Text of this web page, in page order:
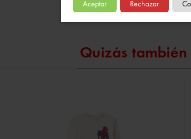
Aceptar Rechazar
A Lista De
Quizás también